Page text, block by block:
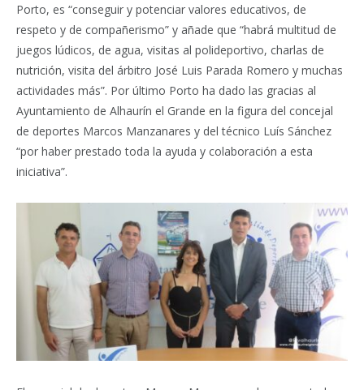
Porto, es “conseguir y potenciar valores educativos, de
respeto y de compañerismo” y añade que “habrá multitud de
juegos lúdicos, de agua, visitas al polideportivo, charlas de
nutrición, visita del árbitro José Luis Parada Romero y muchas
actividades más”. Por último Porto ha dado las gracias al
Ayuntamiento de Alhaurín el Grande en la figura del concejal
de deportes Marcos Manzanares y del técnico Luís Sánchez
“por haber prestado toda la ayuda y colaboración a esta
iniciativa”.